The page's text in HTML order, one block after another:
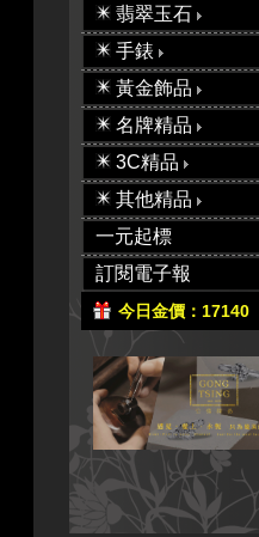
翡翠玉石
手錶
黃金飾品
名牌精品
3C精品
其他精品
一元起標
訂閱電子報
今日金價：17140